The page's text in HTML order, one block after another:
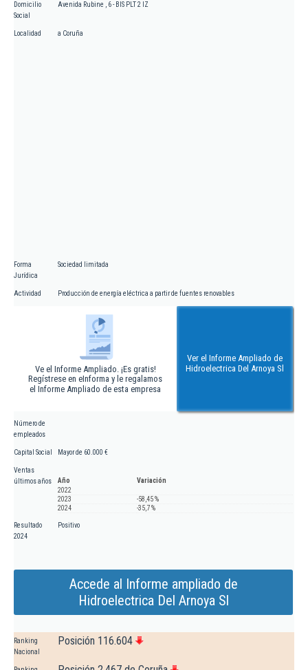
Domicilio
Social
Avenida Rubine , 6 - BIS PLT 2 IZ
Localidad a Coruña
Forma
Jurídica
Sociedad limitada
Actividad Producción de energía eléctrica a partir de fuentes renovables
Ve el Informe Ampliado. ¡Es gratis!
Regístrese en eInforma y le regalamos
el Informe Ampliado de esta empresa
Ver el Informe Ampliado de
Hidroelectrica Del Arnoya Sl
Número de
empleados
Capital Social Mayor de 60.000 €
Ventas
últimos años
Año
Variación
2022
2023
-58,45 %
2024
-35,7 %
Resultado
2024
Positivo
Accede al Informe ampliado de
Hidroelectrica Del Arnoya Sl
Ranking
Nacional
Posición 116.604